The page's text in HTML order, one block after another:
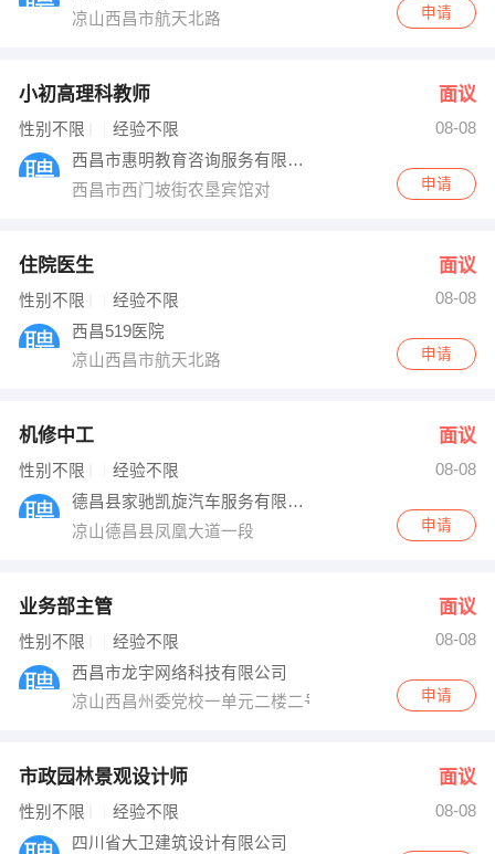
凉山西昌市航天北路
申请
小初高理科教师 面议
性别不限 经验不限
08-08
西昌市惠明教育咨询服务有限公司
西昌市西门坡街农垦宾馆对
申请
住院医生 面议
性别不限 经验不限
08-08
西昌519医院
凉山西昌市航天北路
申请
机修中工 面议
性别不限 经验不限
08-08
德昌县家驰凯旋汽车服务有限公司
凉山德昌县凤凰大道一段
申请
业务部主管 面议
性别不限 经验不限
08-08
西昌市龙宇网络科技有限公司
凉山西昌州委党校一单元二楼二号
申请
市政园林景观设计师 面议
性别不限 经验不限
08-08
四川省大卫建筑设计有限公司